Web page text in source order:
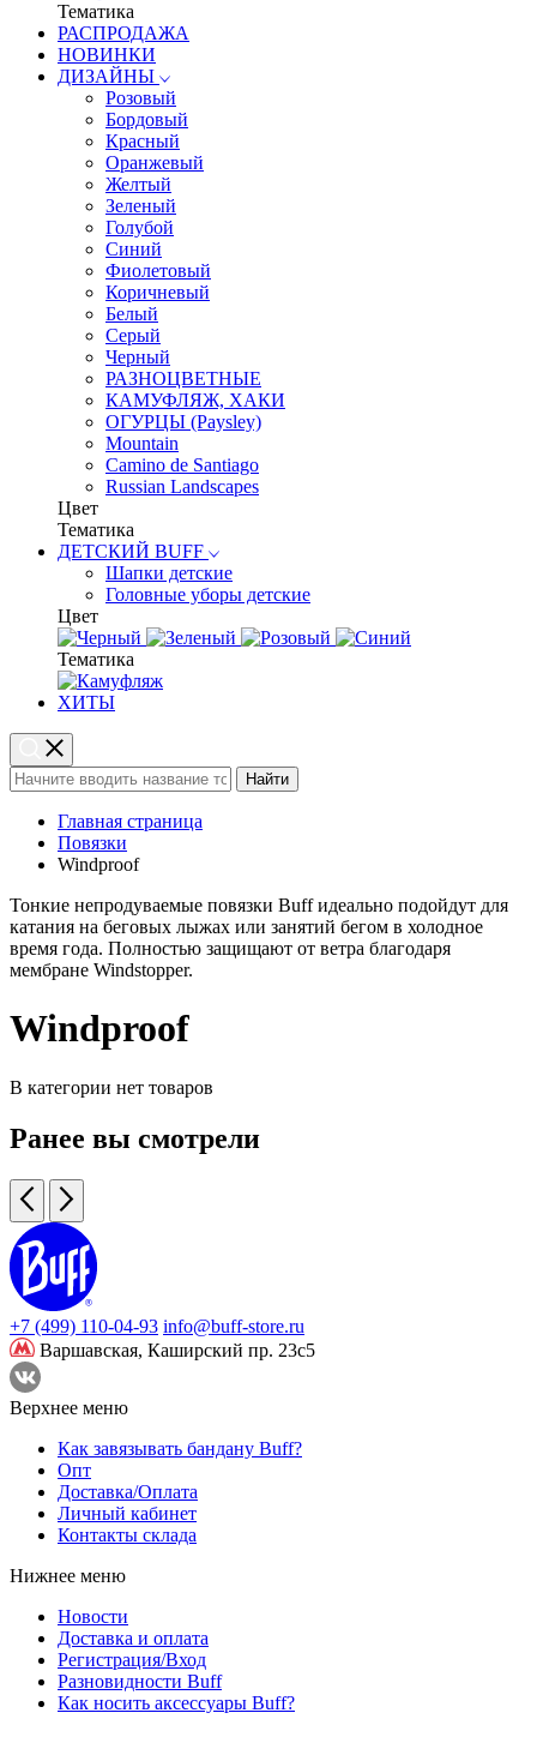
Тематика
РАСПРОДАЖА
НОВИНКИ
ДИЗАЙНЫ
Розовый
Бордовый
Красный
Оранжевый
Желтый
Зеленый
Голубой
Синий
Фиолетовый
Коричневый
Белый
Серый
Черный
РАЗНОЦВЕТНЫЕ
КАМУФЛЯЖ, ХАКИ
ОГУРЦЫ (Paysley)
Mountain
Camino de Santiago
Russian Landscapes
Цвет
Тематика
ДЕТСКИЙ BUFF
Шапки детские
Головные уборы детские
Цвет
Тематика
ХИТЫ
Найти
Главная страница
Повязки
Windproof
Тонкие непродуваемые повязки Buff идеально подойдут для
катания на беговых лыжах или занятий бегом в холодное
время года. Полностью защищают от ветра благодаря
мембране Windstopper.
Windproof
В категории нет товаров
Ранее вы смотрели
+7 (499) 110-04-93 info@buff-store.ru
Варшавская, Каширский пр. 23с5
Верхнее меню
Как завязывать бандану Buff?
Опт
Доставка/Оплата
Личный кабинет
Контакты склада
Нижнее меню
Новости
Доставка и оплата
Регистрация/Вход
Разновидности Buff
Как носить аксессуары Buff?